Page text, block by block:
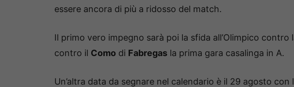
essere ancora di più a ridosso del match.
Il primo vero impegno sarà poi la sfida all’Olimpico contro
contro il Como di Fabregas la prima gara casalinga in A.
Un’altra data da segnare nel calendario è il 29 agosto con